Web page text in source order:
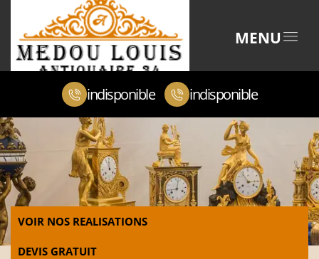
MENU
indisponible indisponible
VOIR NOS REALISATIONS
DEVIS GRATUIT